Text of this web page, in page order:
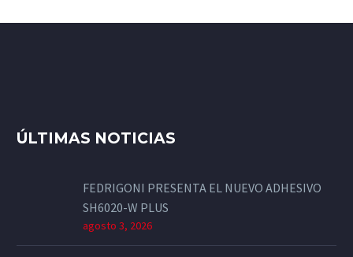
ÚLTIMAS NOTICIAS
FEDRIGONI PRESENTA EL NUEVO ADHESIVO
SH6020-W PLUS
agosto 3, 2026